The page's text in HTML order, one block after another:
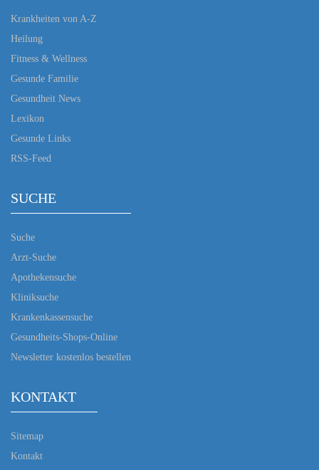
Krankheiten von A-Z
Heilung
Fitness & Wellness
Gesunde Familie
Gesundheit News
Lexikon
Gesunde Links
RSS-Feed
SUCHE
Suche
Arzt-Suche
Apothekensuche
Kliniksuche
Krankenkassensuche
Gesundheits-Shops-Online
Newsletter kostenlos bestellen
KONTAKT
Sitemap
Kontakt